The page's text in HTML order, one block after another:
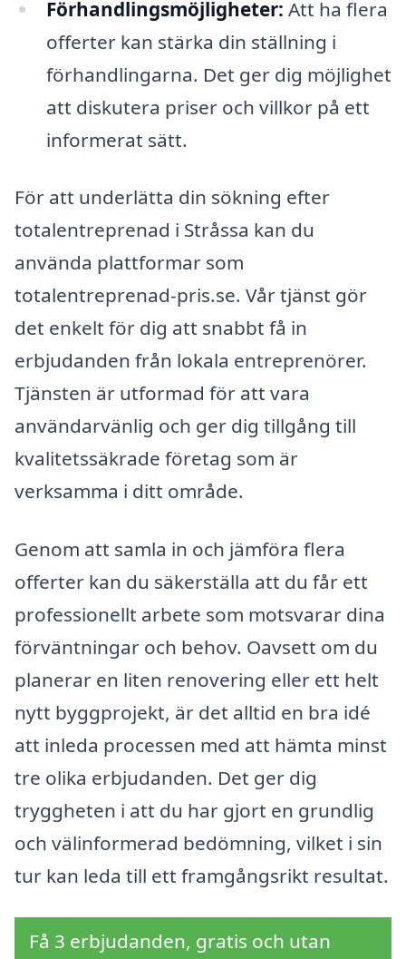
Förhandlingsmöjligheter: Att ha flera
offerter kan stärka din ställning i
förhandlingarna. Det ger dig möjlighet
att diskutera priser och villkor på ett
informerat sätt.
För att underlätta din sökning efter
totalentreprenad i Stråssa kan du
använda plattformar som
totalentreprenad-pris.se. Vår tjänst gör
det enkelt för dig att snabbt få in
erbjudanden från lokala entreprenörer.
Tjänsten är utformad för att vara
användarvänlig och ger dig tillgång till
kvalitetssäkrade företag som är
verksamma i ditt område.
Genom att samla in och jämföra flera
offerter kan du säkerställa att du får ett
professionellt arbete som motsvarar dina
förväntningar och behov. Oavsett om du
planerar en liten renovering eller ett helt
nytt byggprojekt, är det alltid en bra idé
att inleda processen med att hämta minst
tre olika erbjudanden. Det ger dig
tryggheten i att du har gjort en grundlig
och välinformerad bedömning, vilket i sin
tur kan leda till ett framgångsrikt resultat.
Få 3 erbjudanden, gratis och utan